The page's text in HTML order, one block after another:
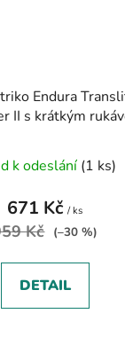
Endura
II s krátkým
k odeslání (1 ks)
671 Kč/ ks
Kč (–30 %)
DETAIL